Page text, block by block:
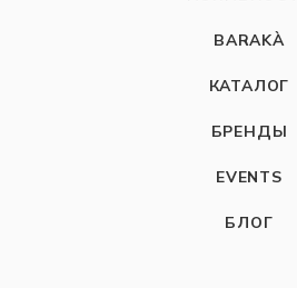
BARAKÀ
КАТАЛОГ
БРЕНДЫ
EVENTS
БЛОГ